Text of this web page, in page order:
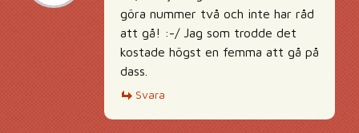
göra nummer två och inte har råd
att gå! :-/ Jag som trodde det
kostade högst en femma att gå på
dass.
Svara